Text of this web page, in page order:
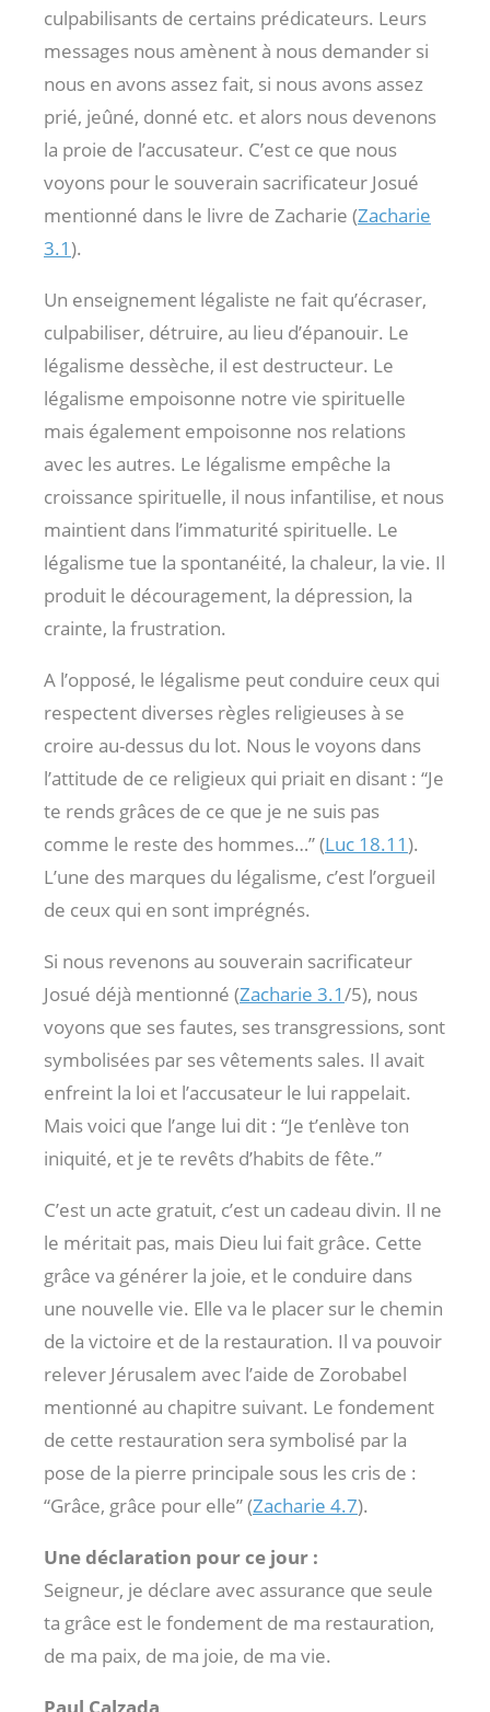
culpabilisants de certains prédicateurs. Leurs
messages nous amènent à nous demander si
nous en avons assez fait, si nous avons assez
prié, jeûné, donné etc. et alors nous devenons
la proie de l’accusateur. C’est ce que nous
voyons pour le souverain sacrificateur Josué
mentionné dans le livre de Zacharie (Zacharie
3.1).
Un enseignement légaliste ne fait qu’écraser,
culpabiliser, détruire, au lieu d’épanouir. Le
légalisme dessèche, il est destructeur. Le
légalisme empoisonne notre vie spirituelle
mais également empoisonne nos relations
avec les autres. Le légalisme empêche la
croissance spirituelle, il nous infantilise, et nous
maintient dans l’immaturité spirituelle. Le
légalisme tue la spontanéité, la chaleur, la vie. Il
produit le découragement, la dépression, la
crainte, la frustration.
A l’opposé, le légalisme peut conduire ceux qui
respectent diverses règles religieuses à se
croire au-dessus du lot. Nous le voyons dans
l’attitude de ce religieux qui priait en disant : “Je
te rends grâces de ce que je ne suis pas
comme le reste des hommes…” (Luc 18.11).
L’une des marques du légalisme, c’est l’orgueil
de ceux qui en sont imprégnés.
Si nous revenons au souverain sacrificateur
Josué déjà mentionné (Zacharie 3.1/5), nous
voyons que ses fautes, ses transgressions, sont
symbolisées par ses vêtements sales. Il avait
enfreint la loi et l’accusateur le lui rappelait.
Mais voici que l’ange lui dit : “Je t’enlève ton
iniquité, et je te revêts d’habits de fête.”
C’est un acte gratuit, c’est un cadeau divin. Il ne
le méritait pas, mais Dieu lui fait grâce. Cette
grâce va générer la joie, et le conduire dans
une nouvelle vie. Elle va le placer sur le chemin
de la victoire et de la restauration. Il va pouvoir
relever Jérusalem avec l’aide de Zorobabel
mentionné au chapitre suivant. Le fondement
de cette restauration sera symbolisé par la
pose de la pierre principale sous les cris de :
“Grâce, grâce pour elle” (Zacharie 4.7).
Une déclaration pour ce jour :
Seigneur, je déclare avec assurance que seule
ta grâce est le fondement de ma restauration,
de ma paix, de ma joie, de ma vie.